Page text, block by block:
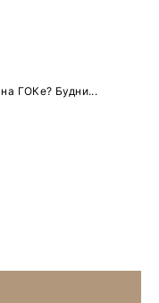
ГОКе? Будни...